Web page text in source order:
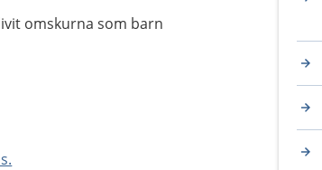
omskurna som barn